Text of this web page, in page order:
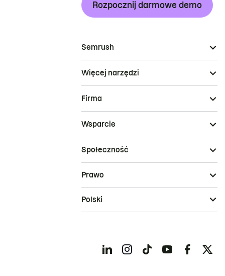
Rozpocznij darmowe demo
Semrush
Więcej narzędzi
Firma
Wsparcie
Społeczność
Prawo
Polski